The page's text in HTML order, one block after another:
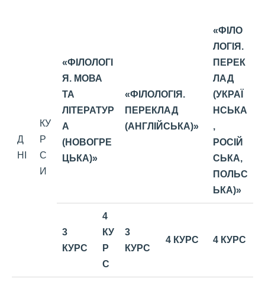
Д
НІ
КУ
Р
С
И
«ФІЛОЛОГІ
Я. МОВА
ТА
ЛІТЕРАТУР
А
(НОВОГРЕ
ЦЬКА)»
«ФІЛОЛОГІЯ.
ПЕРЕКЛАД
(АНГЛІЙСЬКА)»
«ФІЛО
ЛОГІЯ.
ПЕРЕК
ЛАД
(УКРАЇ
НСЬКА
,
РОСІЙ
СЬКА,
ПОЛЬС
ЬКА)»
3
КУРС
4
КУ
Р
С
3
КУРС
4 КУРС 4 КУРС